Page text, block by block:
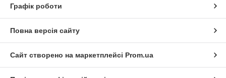
Графік роботи
Повна версія сайту
Сайт створено на маркетплейсі Prom.ua